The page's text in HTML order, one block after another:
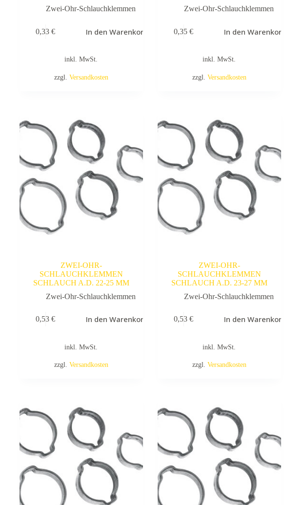
Zwei-Ohr-Schlauchklemmen
0,33€ In den Warenkorb
inkl. MwSt.
zzgl. Versandkosten
Zwei-Ohr-Schlauchklemmen
0,35€ In den Warenkorb
inkl. MwSt.
zzgl. Versandkosten
ZWEI-OHR-
SCHLAUCHKLEMMEN
SCHLAUCH A.D. 22-25 MM
Zwei-Ohr-Schlauchklemmen
0,53€ In den Warenkorb
inkl. MwSt.
zzgl. Versandkosten
ZWEI-OHR-
SCHLAUCHKLEMMEN
SCHLAUCH A.D. 23-27 MM
Zwei-Ohr-Schlauchklemmen
0,53€ In den Warenkorb
inkl. MwSt.
zzgl. Versandkosten